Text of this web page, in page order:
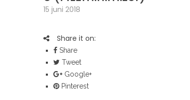
15 juni 2018
Share it on:
Share
Tweet
Google+
Pinterest